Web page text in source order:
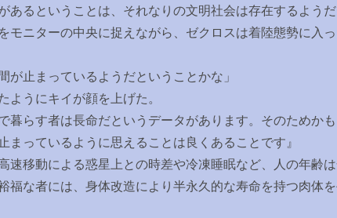
あるということは、それなりの文明社会は存在するようだ
モニターの中央に捉えながら、ゼクロスは着陸態勢に入っ
が止まっているようだということかな」
ようにキイが顔を上げた。
暮らす者は長命だというデータがあります。そのためか
まっているように思えることは良くあることです』
速移動による惑星上との時差や冷凍睡眠など、人の年齢
福な者には、身体改造により半永久的な寿命を持つ肉体